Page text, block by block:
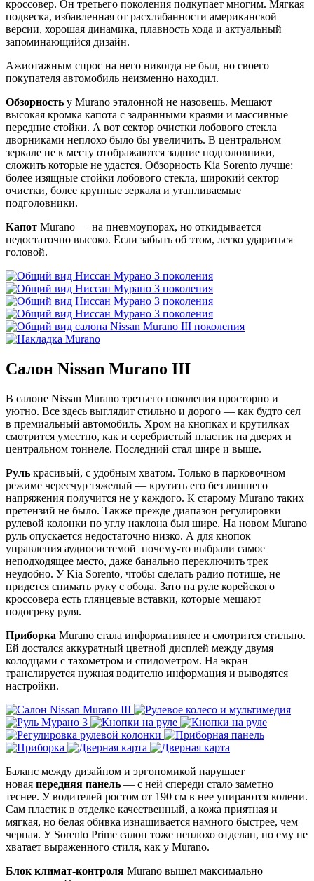
кроссовер. Он третьего поколения подкупает многим. Мягкая
подвеска, избавленная от расхлябанности американской
версии, хорошая динамика, плавность хода и актуальный
запоминающийся дизайн.
Ажиотажным спрос на него никогда не был, но своего
покупателя автомобиль неизменно находил.
Обзорность у Murano эталонной не назовешь. Мешают
высокая кромка капота с задранными краями и массивные
передние стойки. А вот сектор очистки лобового стекла
дворниками неплохо было бы увеличить. В центральном
зеркале не к месту отображаются задние подголовники,
сложить которые не удастся. Обзорность Kia Sorento лучше:
более изящные стойки лобового стекла, широкий сектор
очистки, более крупные зеркала и утапливаемые
подголовники.
Капот Murano — на пневмоупорах, но откидывается
недостаточно высоко. Если забыть об этом, легко удариться
головой.
Салон Nissan Murano III
В салоне Nissan Murano третьего поколения просторно и
уютно. Все здесь выглядит стильно и дорого — как будто сел
в премиальный автомобиль. Хром на кнопках и крутилках
смотрится уместно, как и серебристый пластик на дверях и
центральном тоннеле. Последний стал шире и выше.
Руль красивый, с удобным хватом. Только в парковочном
режиме чересчур тяжелый — крутить его без лишнего
напряжения получится не у каждого. К старому Murano таких
претензий не было. Также прежде диапазон регулировки
рулевой колонки по углу наклона был шире. На новом Murano
руль опускается недостаточно низко. А для кнопок
управления аудиосистемой почему-то выбрали самое
неподходящее место, даже банально переключить трек
неудобно. У Kia Sorento, чтобы сделать радио потише, не
придется снимать руку с обода. Зато на руле корейского
кроссовера есть глянцевые вставки, которые мешают
подогреву руля.
Приборка Murano стала информативнее и смотрится стильно.
Ей достался аккуратный цветной дисплей между двумя
колодцами с тахометром и спидометром. На экран
транслируется нужная водителю информация и выводятся
настройки.
Баланс между дизайном и эргономикой нарушает
новая передняя панель — с ней спереди стало заметно
теснее. У водителей ростом от 190 см в нее упираются колени.
Сам пластик в отделке качественный, а кожа приятная и
мягкая, но белая обивка изнашивается намного быстрее, чем
черная. У Sorento Prime салон тоже неплохо отделан, но ему не
хватает выраженного стиля, как у Murano.
Блок климат-контроля Murano вышел максимально